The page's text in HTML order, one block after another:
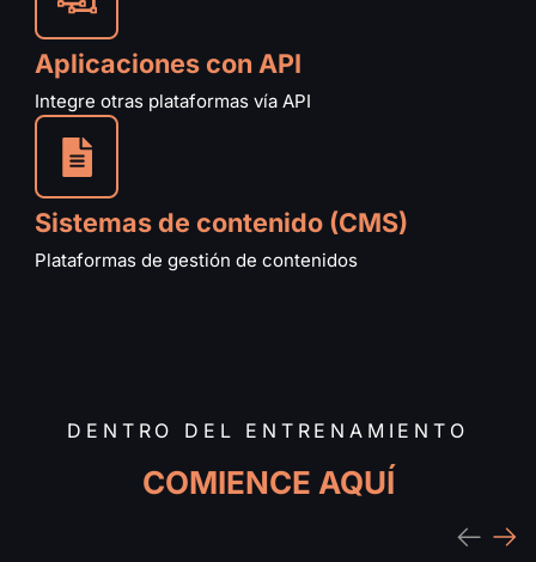
Aplicaciones con API
Integre otras plataformas vía API
Sistemas de contenido (CMS)
Plataformas de gestión de contenidos
DENTRO DEL ENTRENAMIENTO
COMIENCE AQUÍ